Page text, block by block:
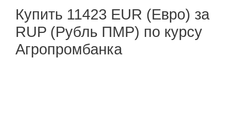
Купить 11423 EUR (Евро) за
RUP (Рубль ПМР) по курсу
Агропромбанка